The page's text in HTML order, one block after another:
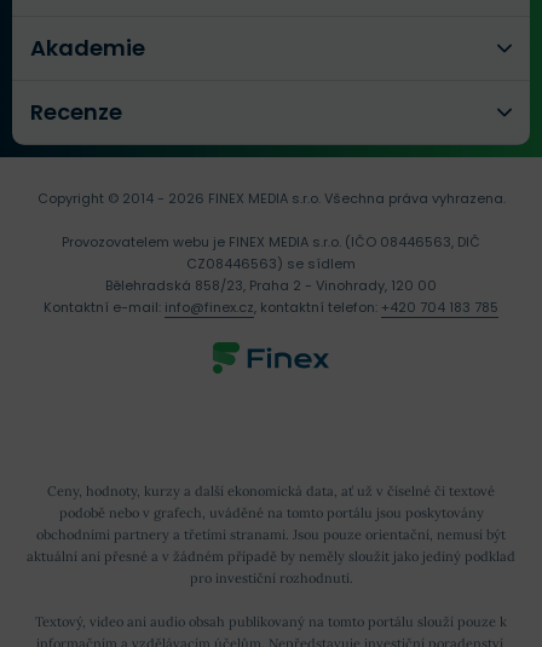
Akademie
Recenze
Ceny, hodnoty, kurzy a další ekonomická data, ať už v číselné či textové
podobě nebo v grafech, uváděné na tomto portálu jsou poskytovány
obchodními partnery a třetími stranami. Jsou pouze orientační, nemusí být
aktuální ani přesné a v žádném případě by neměly sloužit jako jediný podklad
pro investiční rozhodnutí.
Textový, video ani audio obsah publikovaný na tomto portálu slouží pouze k
informačním a vzdělávacím účelům. Nepředstavuje investiční poradenství,
Copyright © 2014 - 2026 FINEX MEDIA s.r.o.Všechna práva vyhrazena.
Provozovatelem webu je FINEX MEDIA s.r.o. (IČO 08446563, DIČ
CZ08446563) se sídlem
Bělehradská 858/23, Praha 2 - Vinohrady, 120 00
Kontaktní e-mail: info@finex.cz, kontaktní telefon: +420 704 183 785